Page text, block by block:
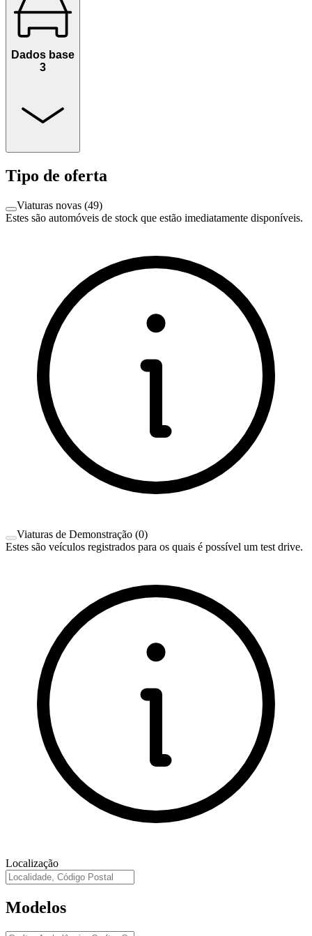
Dados base
3
Tipo de oferta
Viaturas novas (49)
Estes são automóveis de stock que estão imediatamente disponíveis.
Viaturas de Demonstração (0)
Estes são veículos registrados para os quais é possível um test drive.
Localização
Modelos